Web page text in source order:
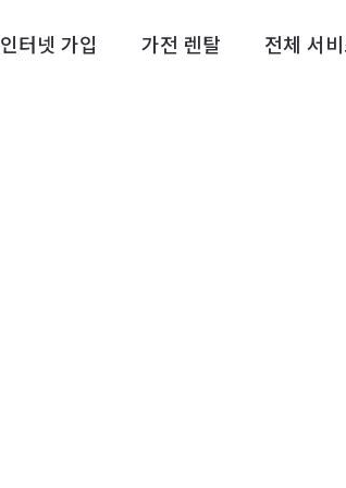
인터넷 가입 가전 렌탈 전체 서